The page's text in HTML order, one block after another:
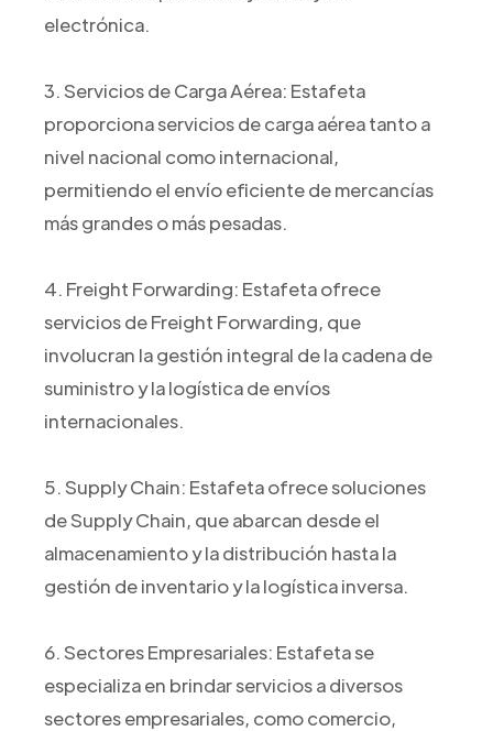
electrónica.
3. Servicios de Carga Aérea: Estafeta
proporciona servicios de carga aérea tanto a
nivel nacional como internacional,
permitiendo el envío eficiente de mercancías
más grandes o más pesadas.
4. Freight Forwarding: Estafeta ofrece
servicios de Freight Forwarding, que
involucran la gestión integral de la cadena de
suministro y la logística de envíos
internacionales.
5. Supply Chain: Estafeta ofrece soluciones
de Supply Chain, que abarcan desde el
almacenamiento y la distribución hasta la
gestión de inventario y la logística inversa.
6. Sectores Empresariales: Estafeta se
especializa en brindar servicios a diversos
sectores empresariales, como comercio,